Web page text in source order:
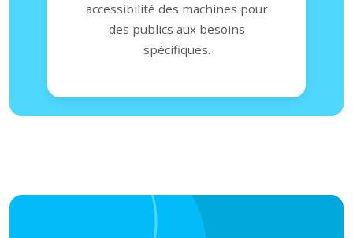
accessibilité des machines pour
des publics aux besoins
spécifiques.